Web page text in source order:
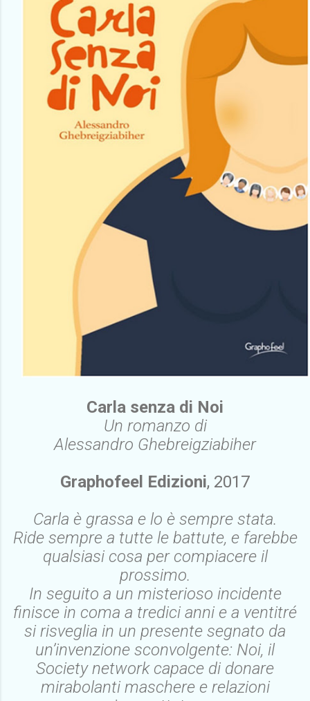
Carla senza di Noi
Un romanzo di
Alessandro Ghebreigziabiher
Graphofeel Edizioni, 2017
Carla è grassa e lo è sempre stata.
Ride sempre a tutte le battute, e farebbe
qualsiasi cosa per compiacere il
prossimo.
In seguito a un misterioso incidente
finisce in coma a tredici anni e a ventitré
si risveglia in un presente segnato da
un’invenzione sconvolgente: Noi, il
Society network capace di donare
mirabolanti maschere e relazioni